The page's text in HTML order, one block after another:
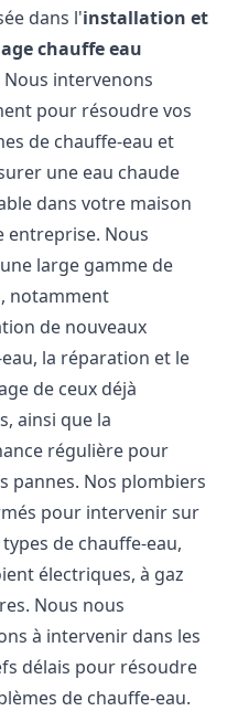
dans l'installation et
chauffe eau
Nous intervenons
pour résoudre vos
de chauffe-eau et
une eau chaude
dans votre maison
entreprise. Nous
large gamme de
notamment
de nouveaux
la réparation et le
de ceux déjà
ainsi que la
régulière pour
pannes. Nos plombiers
pour intervenir sur
de chauffe-eau,
électriques, à gaz
Nous nous
à intervenir dans les
délais pour résoudre
de chauffe-eau.